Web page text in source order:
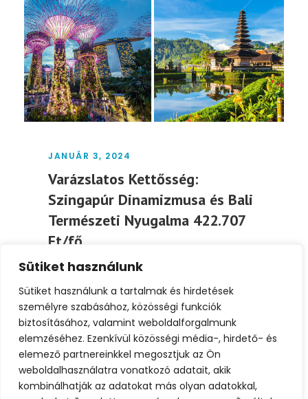
Sütiket használunk
Sütiket használunk a tartalmak és hirdetések
személyre szabásához, közösségi funkciók
biztosításához, valamint weboldalforgalmunk
elemzéséhez. Ezenkívül közösségi média-, hirdető- és
elemező partnereinkkel megosztjuk az Ön
weboldalhasználatra vonatkozó adatait, akik
kombinálhatják az adatokat más olyan adatokkal,
JANUÁR 3, 2024
Varázslatos Kettősség:
Szingapúr Dinamizmusa és Bali
Természeti Nyugalma 422.707
Ft/fő
Utazás Szingapúrba és Balira egy különleges
kombináció, amely egyesíti a modern
városi élményt és a...
Tovább